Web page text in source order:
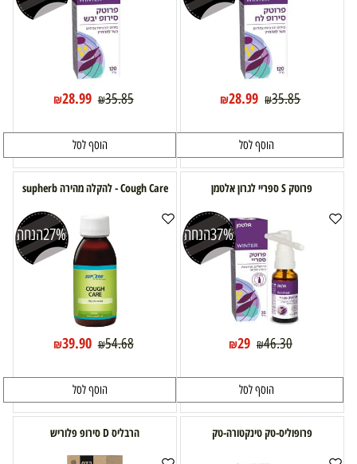
₪35.85
₪28.99
הוסף לסל
₪35.85
₪28.99
הוסף לסל
פרוטק S ספריי לגרון אלטמן
37%הנחה
₪46.30
₪29
הוסף לסל
Cough Care - להקלה מהירה supherb
27%הנחה
₪54.68
₪39.90
הוסף לסל
פרופוליס-טק טינקטורה-טק הרבליס D סירופ פלוריש